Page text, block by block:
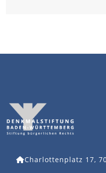
Charlottenplatz 17,